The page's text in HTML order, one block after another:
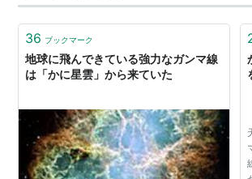
たけどその分小さいものばかりになって
36 ブックマーク
地球に飛んできている強力なガンマ線
は「かに星雲」から来ていた